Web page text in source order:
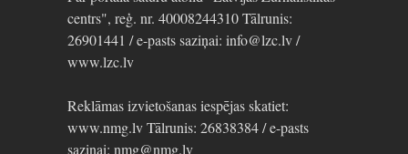
centrs", reģ. nr. 40008244310 Tālrunis:
26901441 / e-pasts saziņai: info@lzc.lv /
www.lzc.lv
Reklāmas izvietošanas iespējas skatiet:
www.nmg.lv Tālrunis: 26838384 / e-pasts
saziņai: nmg@nmg.lv